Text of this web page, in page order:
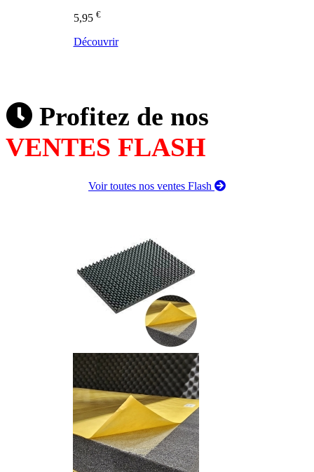
5,95 €
Découvrir
Profitez de nos
VENTES FLASH
Voir toutes nos ventes Flash